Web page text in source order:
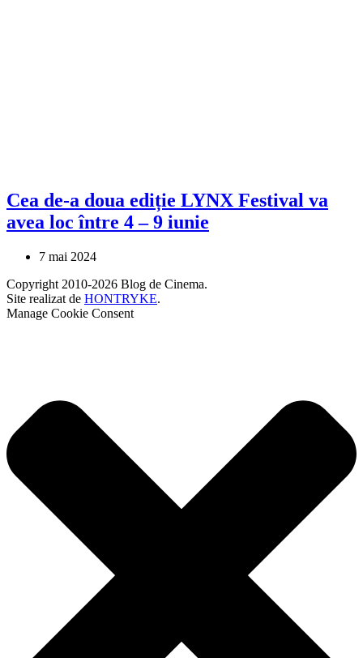
Cea de-a doua ediție LYNX Festival va
avea loc între 4 – 9 iunie
7 mai 2024
Copyright 2010-2026 Blog de Cinema.
Site realizat de HONTRYKE.
Manage Cookie Consent